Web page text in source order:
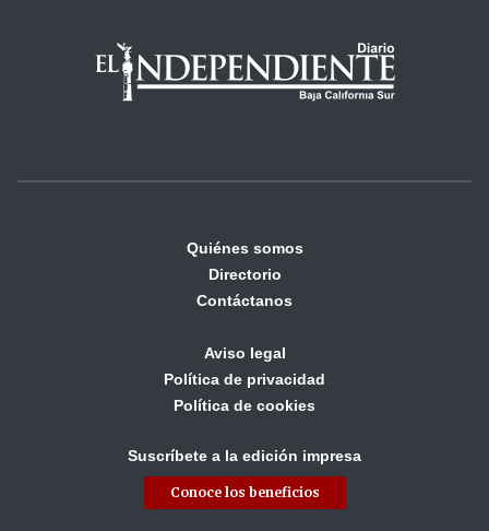
Quiénes somos
Directorio
Contáctanos
Aviso legal
Política de privacidad
Política de cookies
Suscríbete a la edición impresa
Conoce los beneficios